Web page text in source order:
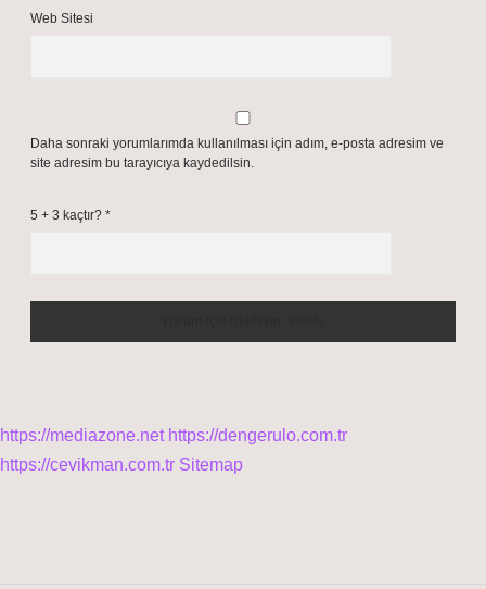
Web Sitesi
Daha sonraki yorumlarımda kullanılması için adım, e-posta adresim ve
site adresim bu tarayıcıya kaydedilsin.
5 + 3 kaçtır? *
https://mediazone.net https://dengerulo.com.tr
https://cevikman.com.tr Sitemap